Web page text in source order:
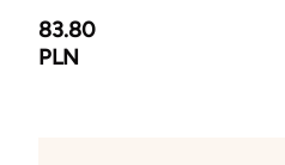
83.80
PLN